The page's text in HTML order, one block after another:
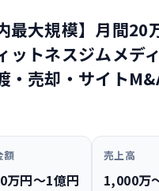
最大規模】月間20
ットネスジムメデ
・売却・サイト
額
万円〜1億円
売上高
1,000万